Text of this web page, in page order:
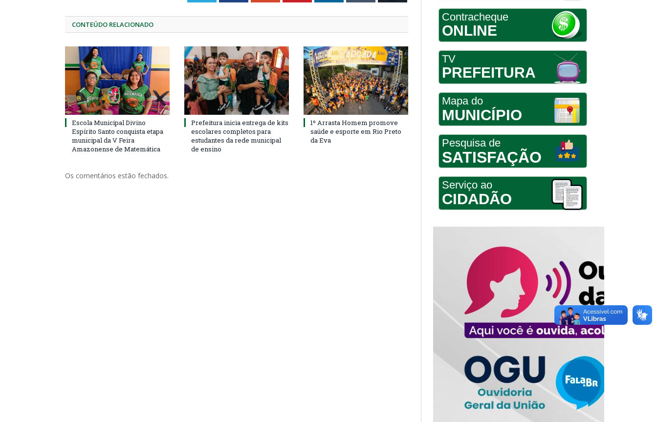
CONTEÚDO RELACIONADO
Escola Municipal Divino
Espírito Santo conquista etapa
municipal da V Feira
Amazonense de Matemática
Prefeitura inicia entrega de kits
escolares completos para
estudantes da rede municipal
de ensino
1º Arrasta Homem promove
saúde e esporte em Rio Preto
da Eva
Os comentários estão fechados.
Contracheque
ONLINE
TV
PREFEITURA
Mapa do
MUNICÍPIO
Pesquisa de
SATISFAÇÃO
Serviço ao
CIDADÃO